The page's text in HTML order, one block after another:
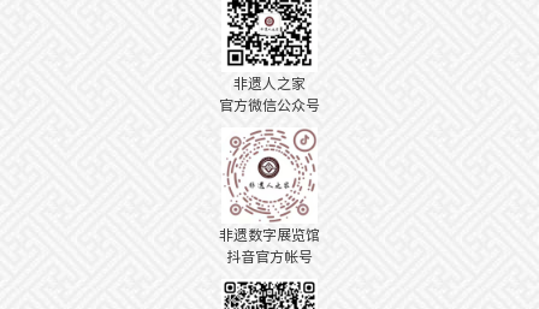
非遗人之家
官方微信公众号
非遗数字展览馆
抖音官方帐号